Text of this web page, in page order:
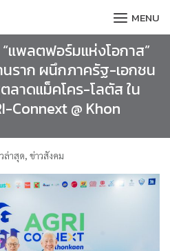
MENU
แพลตฟอร์มแห่งโอกาส”
ราก ผนึกภาครัฐ-เอกชน
ลาดแม็คโคร-โลตัส ใน
Connext @ Khon
ล่าสุด, ข่าวสังคม